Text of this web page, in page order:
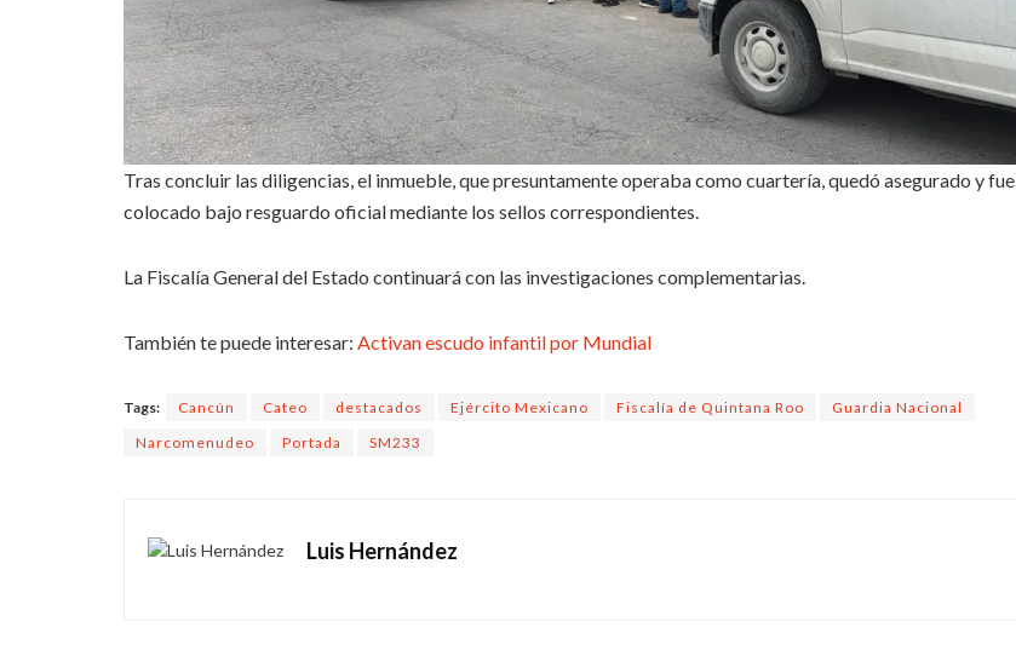
Tras concluir las diligencias, el inmueble, que presuntamente operaba como cuartería, quedó asegurado y fue
colocado bajo resguardo oficial mediante los sellos correspondientes.
La Fiscalía General del Estado continuará con las investigaciones complementarias.
También te puede interesar: Activan escudo infantil por Mundial
Tags: Cancún Cateo destacados Ejército Mexicano Fiscalía de Quintana Roo
Guardia Nacional
Narcomenudeo
Portada SM233
Luis Hernández